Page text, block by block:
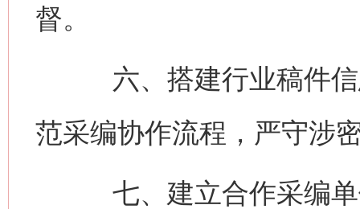
督。
六、搭建行业稿件信
范采编协作流程，严守涉
七、建立合作采编单